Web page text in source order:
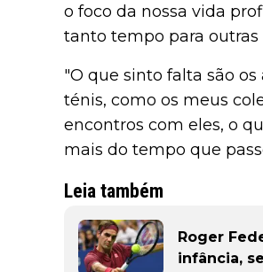
o foco da nossa vida
tanto tempo para outras
"O que sinto falta são
ténis, como os meus
encontros com eles, o
mais do tempo que
Leia também
Roger
infância,